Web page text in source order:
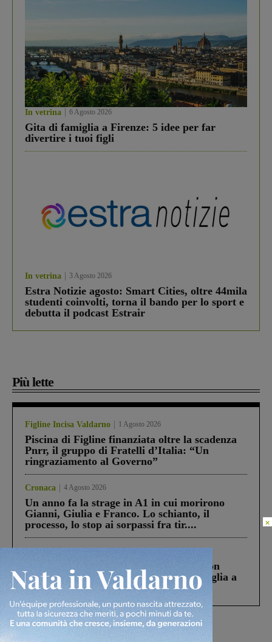
In vetrina 6 Agosto 2026
Gita di famiglia a Firenze: 5 idee per far
divertire i tuoi figli
In vetrina 3 Agosto 2026
Estra Notizie agosto: Smart Cities, oltre 44mila
studenti coinvolti, torna il bando per lo sport e
debutta il podcast Estrair
Più lette
Figline Incisa Valdarno 1 Agosto 2026
Piscina di Figline finanziata oltre la scadenza
Pnrr, il gruppo di Fratelli d’Italia: “Un
ringraziamento al Governo”
Cronaca 4 Agosto 2026
Un anno fa la strage in A1 in cui morirono
Gianni, Giulia e Franco. Lo schianto, il
processo, lo stop ai sorpassi fra tir....
Cronaca 3 Agosto 2026
Scomparso da una struttura di Castiglion
Fiorentino l’uomo che aveva ucciso la figlia a
Levane nel 2020
×